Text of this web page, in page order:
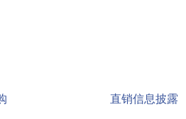
直销信息披露